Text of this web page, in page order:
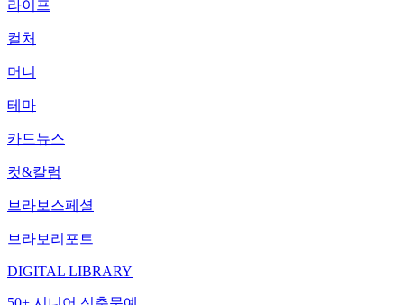
라이프
컬처
머니
테마
카드뉴스
컷&칼럼
브라보스페셜
브라보리포트
DIGITAL LIBRARY